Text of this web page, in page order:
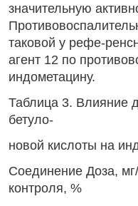
значительную
таковой у рефе-
агент 12 по
индометацину.
Таблица 3. Влияние
бетуло-
новой кислоты на
Соединение Доза,
контроля, %